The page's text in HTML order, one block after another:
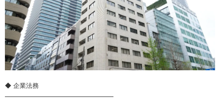
◆ 企業法務
━━━━━━━━━━━━━━━━━